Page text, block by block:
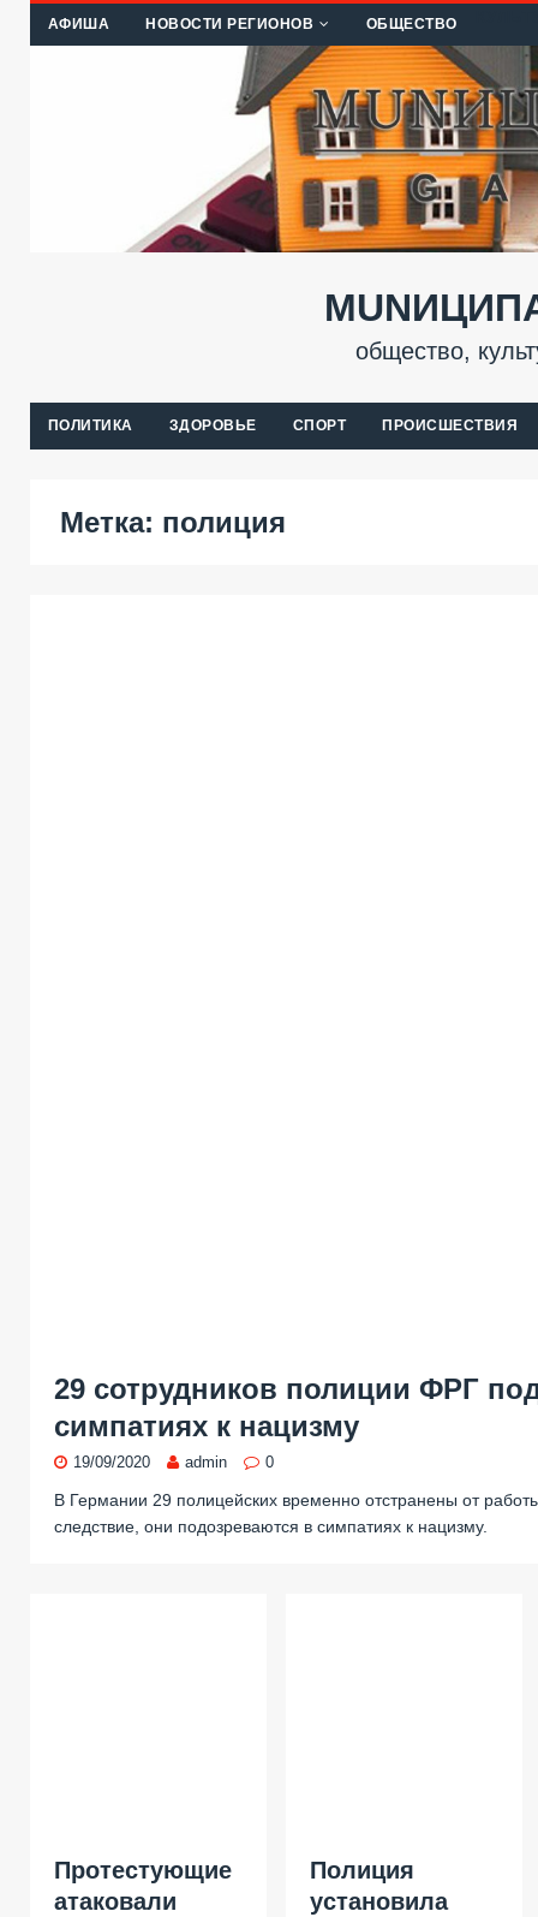
АФИША НОВОСТИ РЕГИОНОВ ОБЩЕСТВО
общество,
ПОЛИТИКА ЗДОРОВЬЕ СПОРТ ПРОИСШЕСТВИЯ
Метка: полиция
29 сотрудников полиции ФРГ
симпатиях к нацизму
19/09/2020 admin 0
В Германии 29 полицейских временно отстранены от
следствие, они подозреваются в симпатиях к нацизму.
Протестующие
атаковали
Полиция
установила